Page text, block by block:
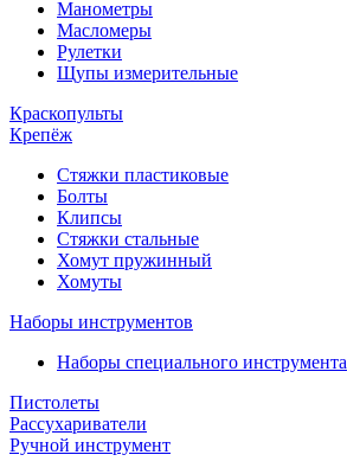
Манометры
Масломеры
Рулетки
Щупы измерительные
Краскопульты
Крепёж
Стяжки пластиковые
Болты
Клипсы
Стяжки стальные
Хомут пружинный
Хомуты
Наборы инструментов
Наборы специального инструмента
Пистолеты
Рассухариватели
Ручной инструмент